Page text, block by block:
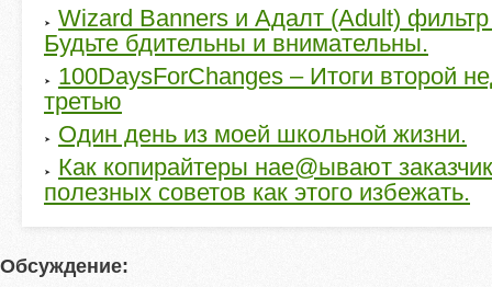
Wizard Banners и Адалт (Adult)
Будьте бдительны и внимательны.
100DaysForChanges – Итоги второй
третью
Один день из моей школьной жизни.
Как копирайтеры нае@ывают
полезных советов как этого избежать.
Обсуждение: